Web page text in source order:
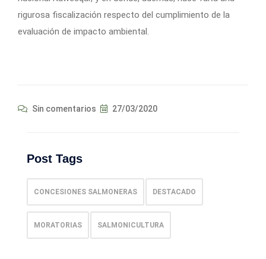
rigurosa fiscalización respecto del cumplimiento de la
evaluación de impacto ambiental.
Sin comentarios 27/03/2020
Post Tags
CONCESIONES SALMONERAS DESTACADO
MORATORIAS SALMONICULTURA